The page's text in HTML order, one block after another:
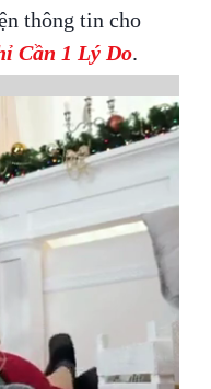
thông tin cho
Cần 1 Lý Do.